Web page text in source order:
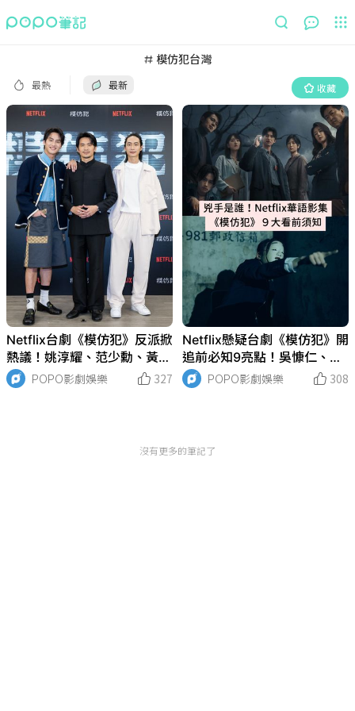
模仿犯台灣
最熱 最新 收藏
收藏
Netflix台劇《模仿犯》反派掀
熱議！姚淳耀、范少勳、黃河
合體談拍攝秘辛！
POPO影劇娛樂 327
Netflix懸疑台劇《模仿犯》開
追前必知9亮點！吳慷仁、林
心如繼《華燈》後飆戲揪兇
手！
POPO影劇娛樂 308
沒有更多的筆記了